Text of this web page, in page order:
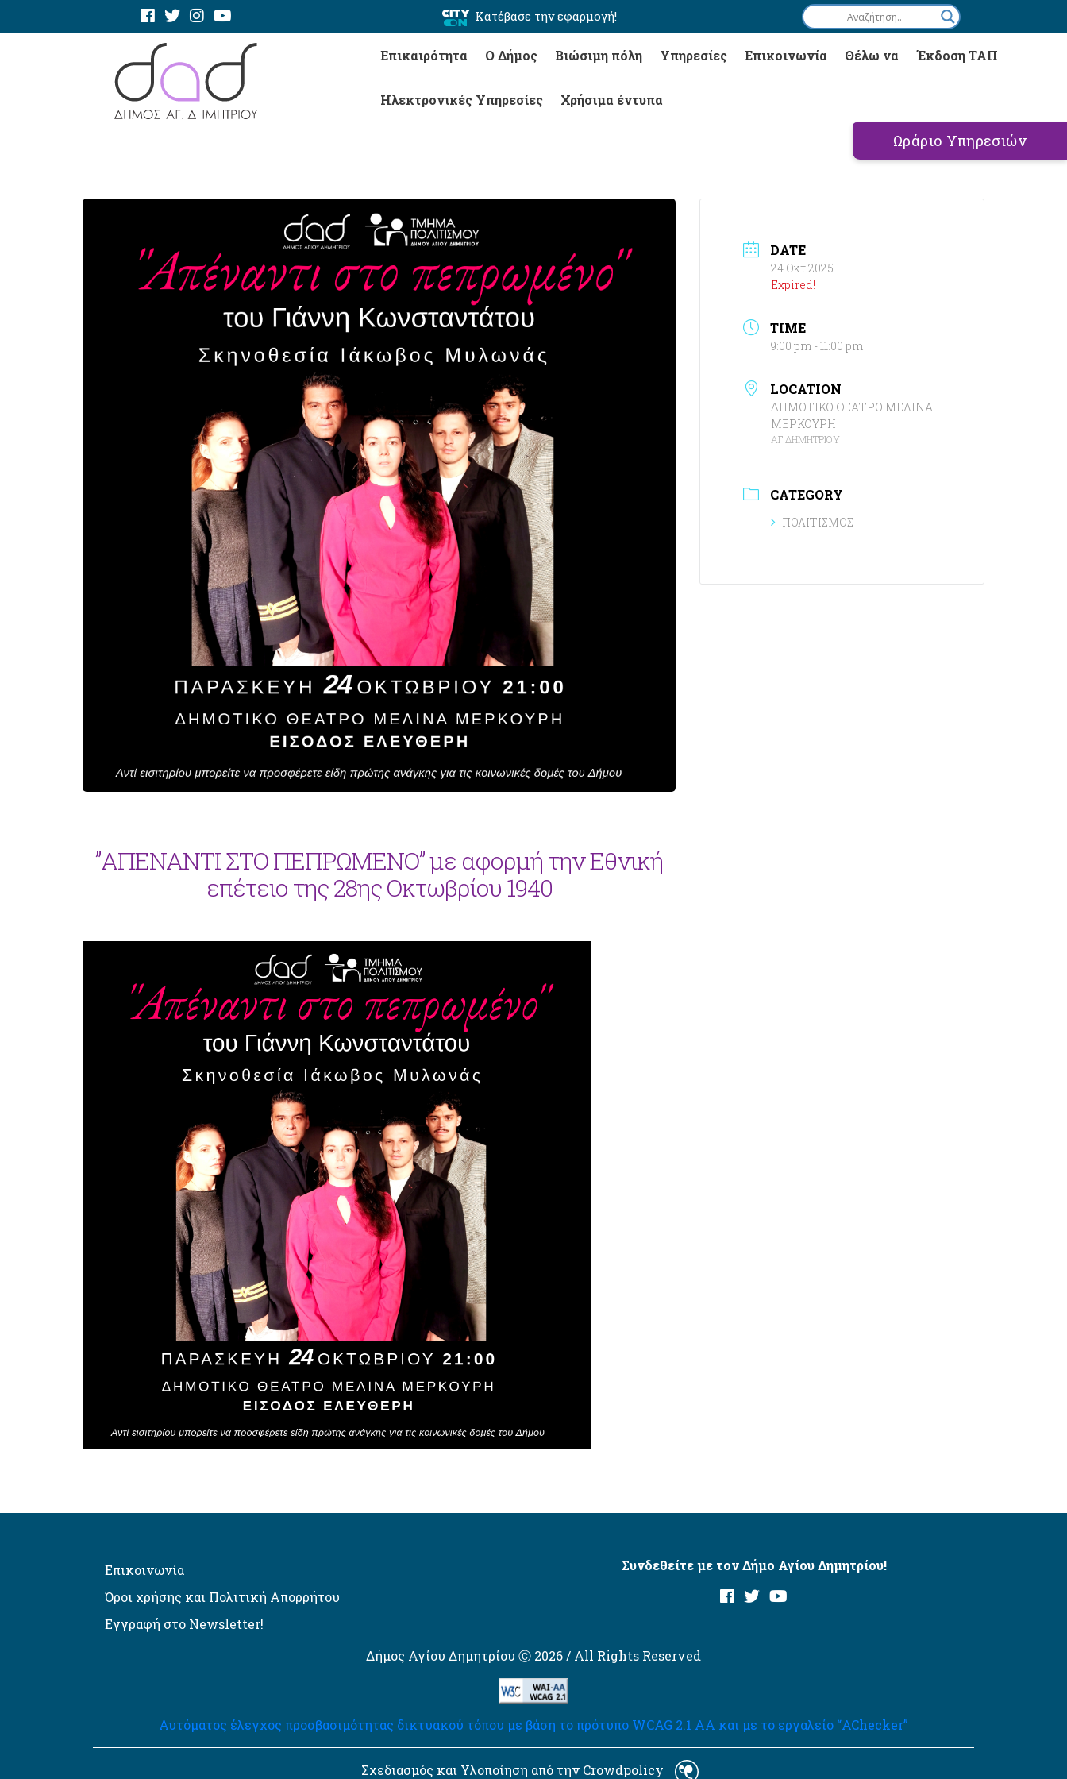
Κατέβασε την εφαρμογή!
Επικαιρότητα Ο Δήμος Βιώσιμη πόλη Υπηρεσίες Επικοινωνία Θέλω να Έκδοση ΤΑΠ
Ηλεκτρονικές Υπηρεσίες Χρήσιμα έντυπα
Ωράριο Υπηρεσιών
”ΑΠΕΝΑΝΤΙ ΣΤΟ ΠΕΠΡΩΜΕΝΟ” με αφορμή την Εθνική
επέτειο της 28ης Οκτωβρίου 1940
DATE
24 Οκτ 2025
Expired!
TIME
9:00 pm - 11:00 pm
LOCATION
ΔΗΜΟΤΙΚΟ ΘΕΑΤΡΟ ΜΕΛΙΝΑ
ΜΕΡΚΟΥΡΗ
ΑΓ.ΔΗΜΗΤΡΙΟΥ
CATEGORY
ΠΟΛΙΤΙΣΜΟΣ
Επικοινωνία
Όροι χρήσης και Πολιτική Απορρήτου
Εγγραφή στο Newsletter!
Συνδεθείτε με τον Δήμο Αγίου Δημητρίου!
Δήμος Αγίου Δημητρίου Ⓒ 2026 / All Rights Reserved
Αυτόματος έλεγχος προσβασιμότητας δικτυακού τόπου με βάση το πρότυπο WCAG 2.1 AA και με το εργαλείο “AChecker”
Σχεδιασμός και Υλοποίηση από την Crowdpolicy